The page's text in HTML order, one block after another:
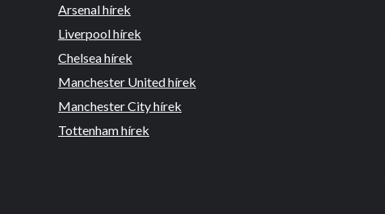
Arsenal hírek
Liverpool hírek
Chelsea hírek
Manchester United hírek
Manchester City hírek
Tottenham hírek